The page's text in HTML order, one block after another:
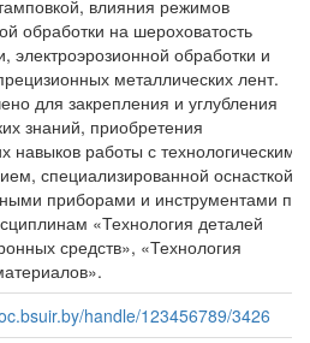
влияния режимов
обработки на шероховатость
электроэрозионной обработки и
металлических лент.
для закрепления и углубления
знаний, приобретения
навыков работы с технологическим
специализированной оснасткой,
приборами и инструментами по
«Технология деталей
средств», «Технология
handle/123456789/3426